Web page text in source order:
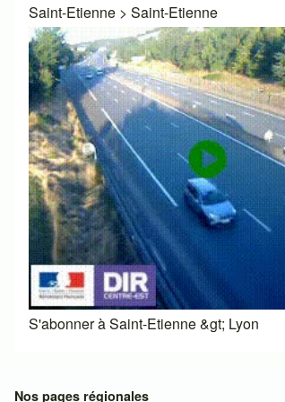
Saint-Etienne > Saint-Etienne
S'abonner à Saint-Etienne &gt; Lyon
Nos pages régionales